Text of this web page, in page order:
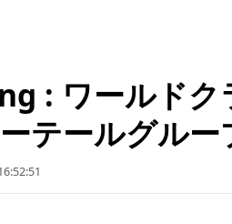
: ワールドク
テールグルー